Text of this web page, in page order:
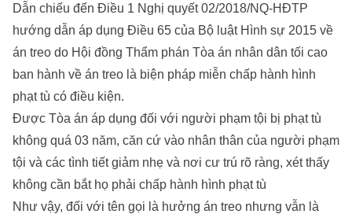
Dẫn chiếu đến Điều 1 Nghị quyết 02/2018/NQ-HĐTP
hướng dẫn áp dụng Điều 65 của Bộ luật Hình sự 2015 về
án treo do Hội đồng Thẩm phán Tòa án nhân dân tối cao
ban hành về án treo là biện pháp miễn chấp hành hình
phạt tù có điều kiện.
Được Tòa án áp dụng đối với người phạm tội bị phạt tù
không quá 03 năm, căn cứ vào nhân thân của người phạm
tội và các tình tiết giảm nhẹ và nơi cư trú rõ ràng, xét thấy
không cần bắt họ phải chấp hành hình phạt tù
Như vậy, đối với tên gọi là hưởng án treo nhưng vẫn là